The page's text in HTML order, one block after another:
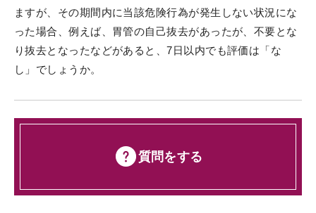
ますが、その期間内に当該危険行為が発生しない状況にな
った場合、例えば、胃管の自己抜去があったが、不要とな
り抜去となったなどがあると、7日以内でも評価は「な
し」でしょうか。
質問をする